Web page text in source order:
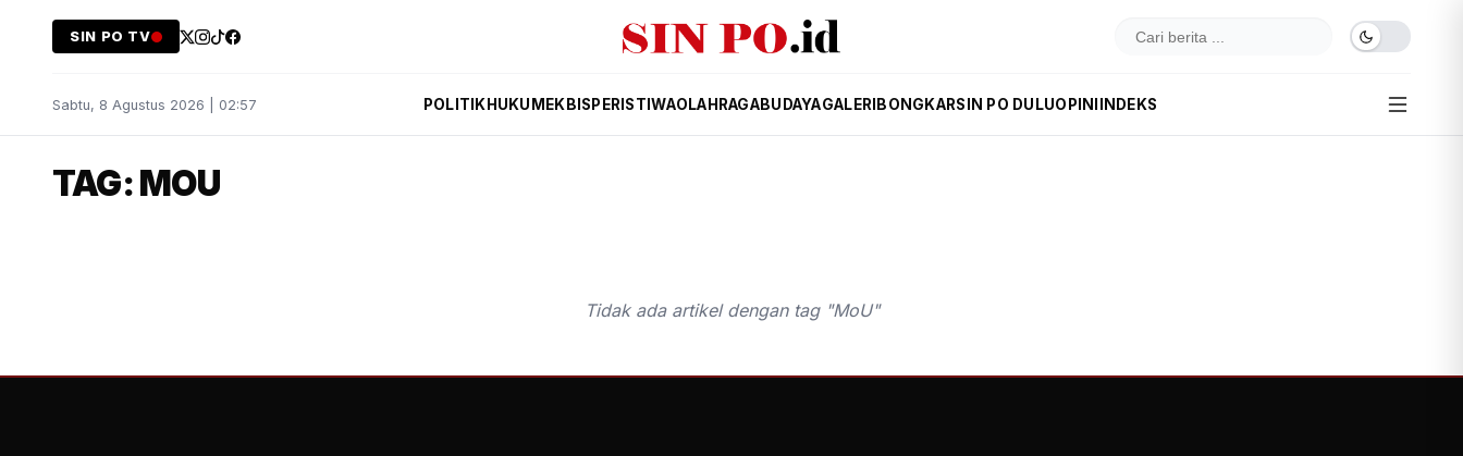
SIN PO TV
Sabtu, 8 Agustus 2026 | 02:57 POLITIK HUKUM EKBIS PERISTIWAOLAHRAGABUDAYAGALERI BONGKARSIN PO DULUOPINI INDEKS
TAG: MOU
Tidak ada artikel dengan tag "MoU"